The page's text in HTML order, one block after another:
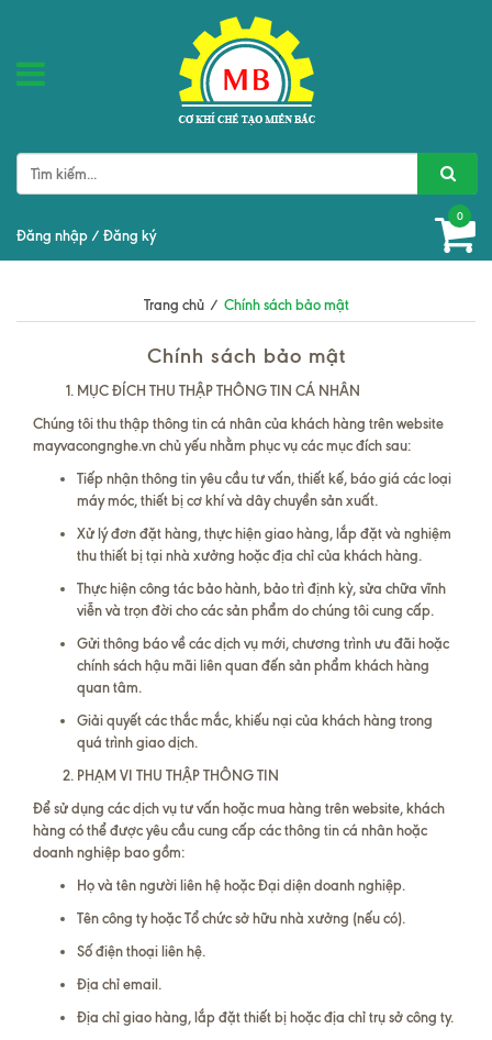
0
Đăng nhập / Đăng ký
Trang chủ / Chính sách bảo mật
Chính sách bảo mật
MỤC ĐÍCH THU THẬP THÔNG TIN CÁ NHÂN
Chúng tôi thu thập thông tin cá nhân của khách hàng trên website
mayvacongnghe.vn chủ yếu nhằm phục vụ các mục đích sau:
Tiếp nhận thông tin yêu cầu tư vấn, thiết kế, báo giá các loại
máy móc, thiết bị cơ khí và dây chuyền sản xuất.
Xử lý đơn đặt hàng, thực hiện giao hàng, lắp đặt và nghiệm
thu thiết bị tại nhà xưởng hoặc địa chỉ của khách hàng.
Thực hiện công tác bảo hành, bảo trì định kỳ, sửa chữa vĩnh
viễn và trọn đời cho các sản phẩm do chúng tôi cung cấp.
Gửi thông báo về các dịch vụ mới, chương trình ưu đãi hoặc
chính sách hậu mãi liên quan đến sản phẩm khách hàng
quan tâm.
Giải quyết các thắc mắc, khiếu nại của khách hàng trong
quá trình giao dịch.
PHẠM VI THU THẬP THÔNG TIN
Để sử dụng các dịch vụ tư vấn hoặc mua hàng trên website, khách
hàng có thể được yêu cầu cung cấp các thông tin cá nhân hoặc
doanh nghiệp bao gồm:
Họ và tên người liên hệ hoặc Đại diện doanh nghiệp.
Tên công ty hoặc Tổ chức sở hữu nhà xưởng (nếu có).
Số điện thoại liên hệ.
Địa chỉ email.
Địa chỉ giao hàng, lắp đặt thiết bị hoặc địa chỉ trụ sở công ty.